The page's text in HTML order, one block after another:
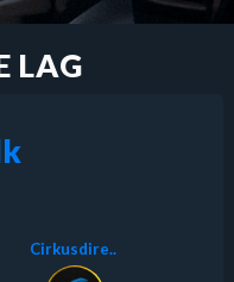
LAG
Cirkusdire..